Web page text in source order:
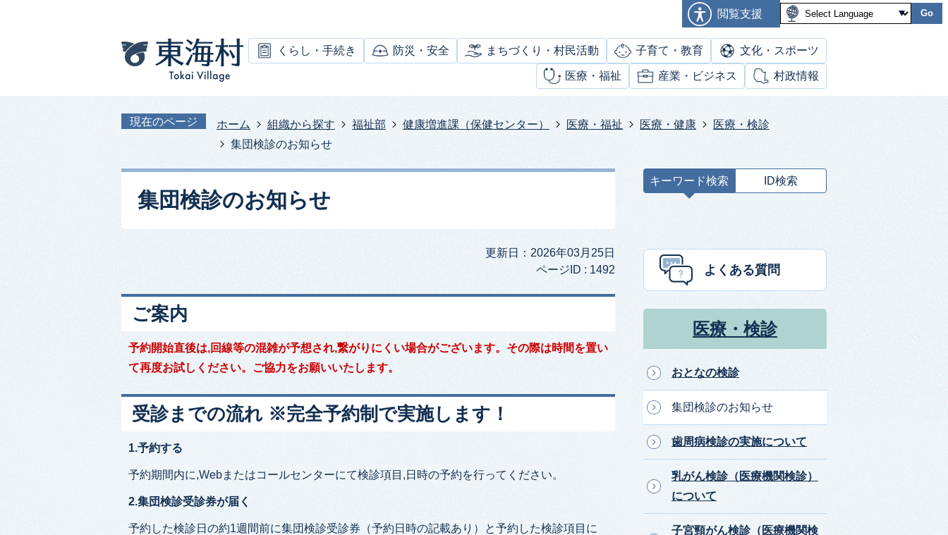
閲覧支援 Go
くらし・手続き 防災・安全 まちづくり・村民活動 子育て・教育 文化・スポーツ
医療・福祉 産業・ビジネス 村政情報
現在のページ ホーム 組織から探す 福祉部 健康増進課（保健センター） 医療・福祉 医療・健康
医療・検診
集団検診のお知らせ
集団検診のお知らせ
更新日：2026年03月25日
ページID : 1492
ご案内
予約開始直後は,回線等の混雑が予想され,繋がりにくい場合がございます。その際は時間を置い
て再度お試しください。ご協力をお願いいたします。
受診までの流れ ※完全予約制で実施します！
1.予約する
予約期間内に,Webまたはコールセンターにて検診項目,日時の予約を行ってください。
2.集団検診受診券が届く
予約した検診日の約1週間前に集団検診受診券（予約日時の記載あり）と予約した検診項目に
キーワード検索 ID検索
ー
よくある質問
医療・検診
おとなの検診
集団検診のお知らせ
歯周病検診の実施について
乳がん検診（医療機関検診）
について
子宮頸がん検診（医療機関検